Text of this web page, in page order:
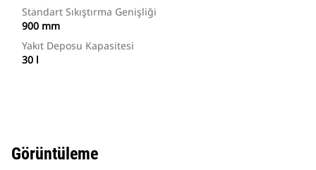
Standart Sıkıştırma Genişliği
900 mm
Yakıt Deposu Kapasitesi
30 l
Görüntüleme